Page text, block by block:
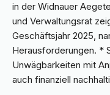
in der Widnauer
und Verwaltungsrat
Geschäftsjahr 2025,
Herausforderungen. *
Unwägbarkeiten mit
auch finanziell